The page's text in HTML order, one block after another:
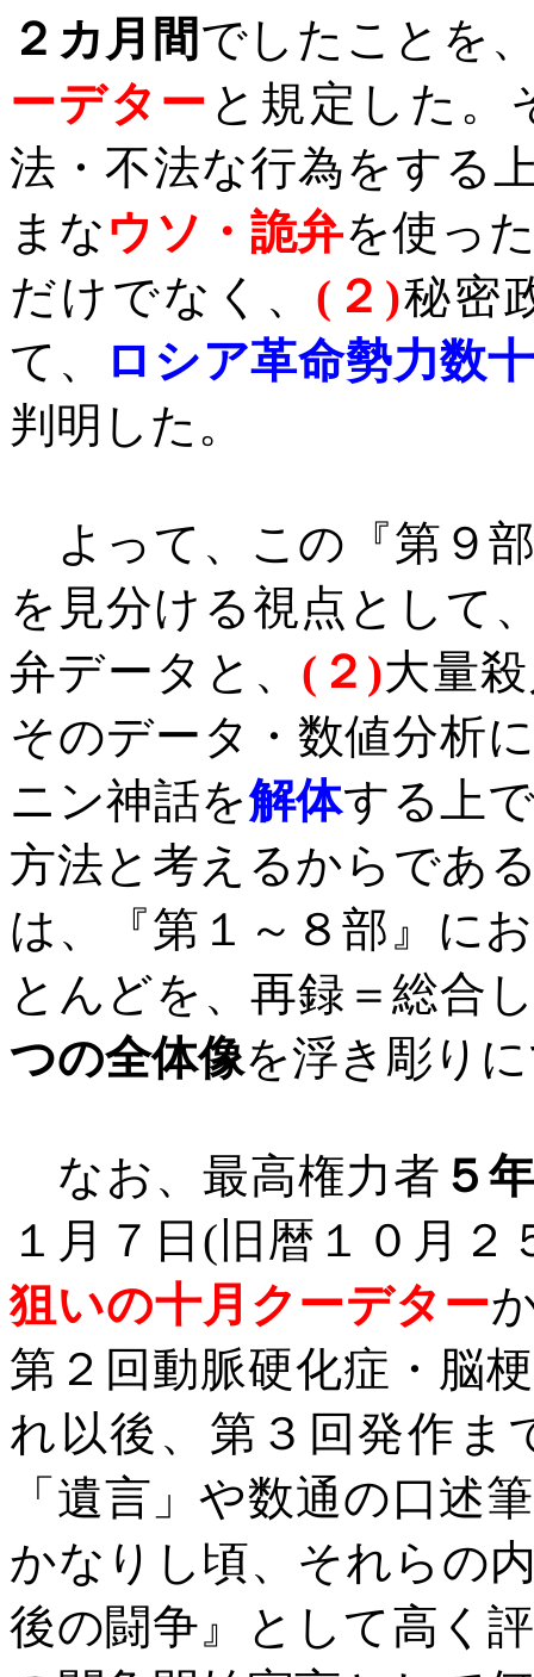
２カ月間でしたことを
ーデター と規定 した。
法・不法な行為をする
まなウソ・詭弁を使っ
だけでなく、 ( ２ )秘密
て、
ロシア革命勢力数
判明した。
よって、この『第９
を見分ける視点として
弁データと、 ( ２ )大量
そのデータ・数値分析
ニン神話を解体する上
方法と考えるからであ
は、『第１～８部』に
とんどを、再録＝総合
つの全体像を浮き彫り
なお、最高権力者 ５
１月７日 ( 旧暦１０月２
狙いの十月クーデター
第２回動脈硬化症・脳
れ以後、第３回発作ま
「遺言」や数通の口述
かなりし頃、それらの
後の闘争』として高く